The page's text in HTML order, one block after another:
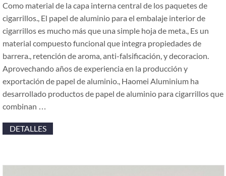
Como material de la capa interna central de los paquetes de
cigarrillos., El papel de aluminio para el embalaje interior de
cigarrillos es mucho más que una simple hoja de meta., Es un
material compuesto funcional que integra propiedades de
barrera., retención de aroma, anti-falsificación, y decoracion.
Aprovechando años de experiencia en la producción y
exportación de papel de aluminio., Haomei Aluminium ha
desarrollado productos de papel de aluminio para cigarrillos que
combinan …
DETALLES